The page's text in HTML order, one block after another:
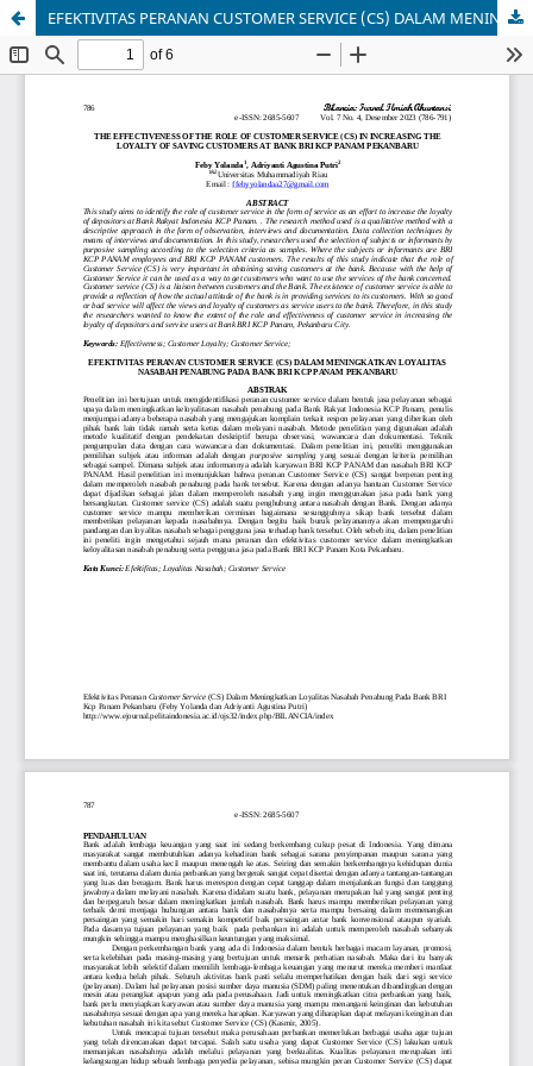
EFEKTIVITAS PERANAN CUSTOMER SERVICE (CS) DALAM MENINGKATKAN LOYALITAS NASABAH PENABUNG PADA BANK BRI KCP PANAM PEKANBARU